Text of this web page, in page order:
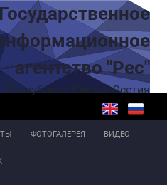
Государственное
агентство "Рес"
Республика Южная Осетия
ФОТОГАЛЕРЕЯ ВИДЕО